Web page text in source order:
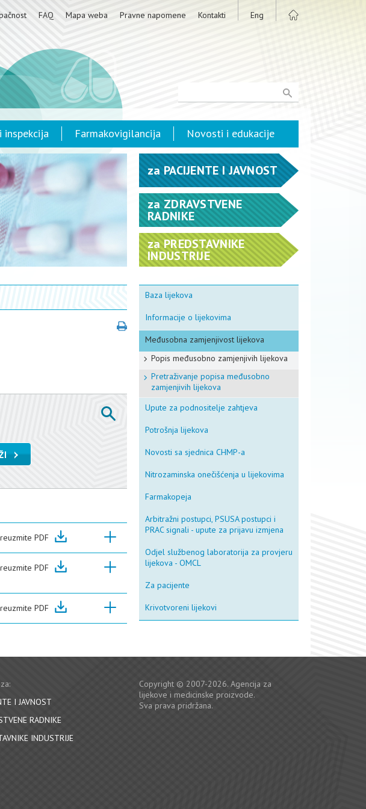
FAQ Mapa weba Pravne napomene Kontakti Eng
inspekcija Farmakovigilancija Novosti i edukacije
PDF
PDF
PDF
za PACIJENTE I JAVNOST
za ZDRAVSTVENE
RADNIKE
zaPREDSTAVNIKE
INDUSTRIJE
Baza lijekova
Informacije o lijekovima
Međusobna zamjenjivost lijekova
Popis međusobno zamjenjivih lijekova
Pretraživanje popisa međusobno
zamjenjivih lijekova
Upute za podnositelje zahtjeva
Potrošnja lijekova
Novosti sa sjednica CHMP-a
Nitrozaminska onečišćenja u lijekovima
Farmakopeja
Arbitražni postupci, PSUSA postupci i
PRAC signali - upute za prijavu izmjena
Odjel službenog laboratorija za provjeru
lijekova - OMCL
Za pacijente
Krivotvoreni lijekovi
I JAVNOST
RADNIKE
INDUSTRIJE
Copyright © 2007-2026. Agencija za
lijekove i medicinske proizvode.
Sva prava pridržana.